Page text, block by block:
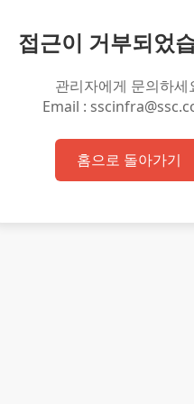
접근이 거부되었
관리자에게 문의하세
Email :
홈으로 돌아가기